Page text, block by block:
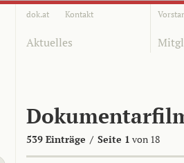
dok.at Kontakt
Aktuelles
539 Einträge / Seite 1 von 18